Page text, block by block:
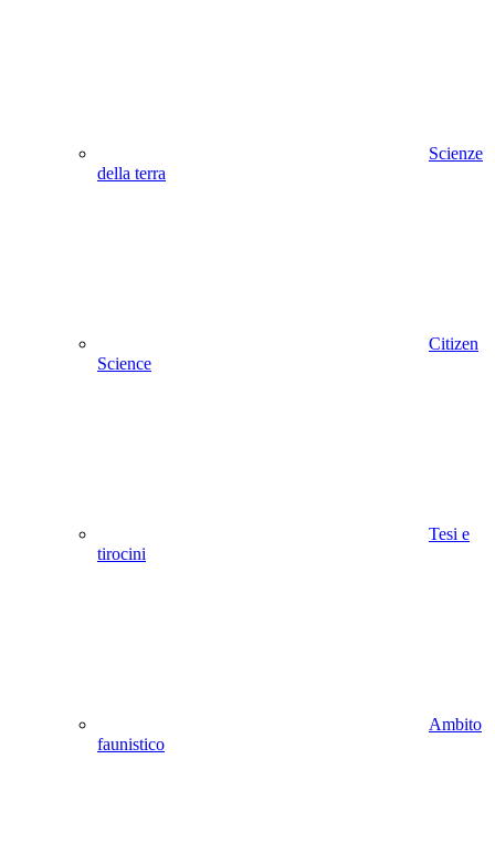
Scienze
della terra
Citizen
Science
Tesi e
tirocini
Ambito
faunistico